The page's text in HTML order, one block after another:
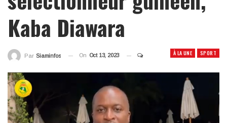
Kaba Diawara
À LA UNE SPORT
Par Siaminfos On Oct 13, 2023